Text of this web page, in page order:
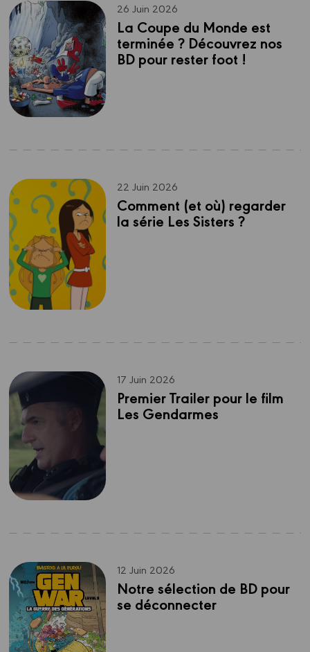
26 Juin 2026
La Coupe du Monde est
terminée ? Découvrez nos
BD pour rester foot !
22 Juin 2026
Comment (et où) regarder
la série Les Sisters ?
17 Juin 2026
Premier Trailer pour le film
Les Gendarmes
12 Juin 2026
Notre sélection de BD pour
se déconnecter